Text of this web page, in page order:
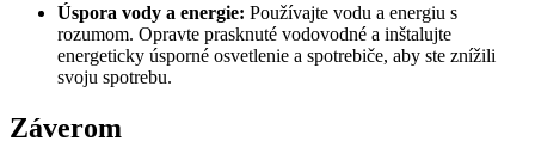
Úspora ‍vody⁣ a ‍energie: Používajte vodu a energiu s
rozumom. Opravte prasknuté vodovodné a⁣ inštalujte
energeticky ⁢úsporné osvetlenie a spotrebiče, aby ste znížili
svoju spotrebu.
Záverom